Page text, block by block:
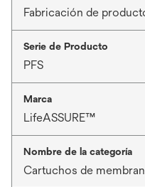
Fabricación de
Serie de Producto
PFS
Marca
LifeASSURE™
Nombre de la categoría
Cartuchos de